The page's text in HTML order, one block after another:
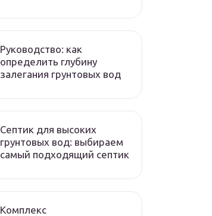
Руководство: как
определить глубину
залегания грунтовых вод
Септик для высоких
грунтовых вод: выбираем
самый подходящий септик
Комплекс